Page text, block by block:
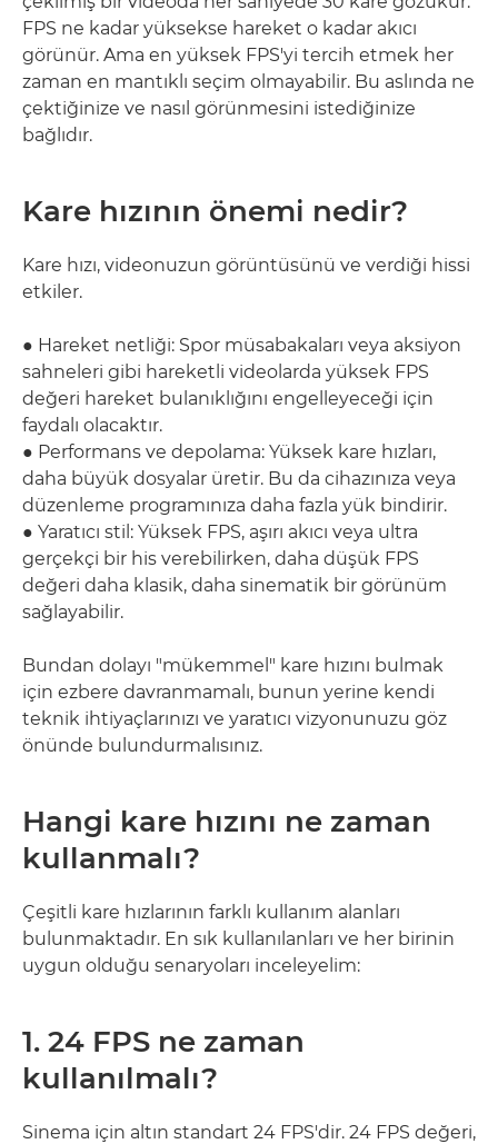
FPS ne kadar yüksekse hareket o kadar akıcı
görünür. Ama en yüksek FPS'yi tercih etmek her
zaman en mantıklı seçim olmayabilir. Bu aslında ne
çektiğinize ve nasıl görünmesini istediğinize
bağlıdır.
Kare hızının önemi nedir?
Kare hızı, videonuzun görüntüsünü ve verdiği hissi
etkiler.
● Hareket netliği: Spor müsabakaları veya aksiyon
sahneleri gibi hareketli videolarda yüksek FPS
değeri hareket bulanıklığını engelleyeceği için
faydalı olacaktır.
● Performans ve depolama: Yüksek kare hızları,
daha büyük dosyalar üretir. Bu da cihazınıza veya
düzenleme programınıza daha fazla yük bindirir.
● Yaratıcı stil: Yüksek FPS, aşırı akıcı veya ultra
gerçekçi bir his verebilirken, daha düşük FPS
değeri daha klasik, daha sinematik bir görünüm
sağlayabilir.
Bundan dolayı "mükemmel" kare hızını bulmak
için ezbere davranmamalı, bunun yerine kendi
teknik ihtiyaçlarınızı ve yaratıcı vizyonunuzu göz
önünde bulundurmalısınız.
Hangi kare hızını ne zaman
kullanmalı?
Çeşitli kare hızlarının farklı kullanım alanları
bulunmaktadır. En sık kullanılanları ve her birinin
uygun olduğu senaryoları inceleyelim:
1. 24 FPS ne zaman
kullanılmalı?
Sinema için altın standart 24 FPS'dir. 24 FPS değeri,